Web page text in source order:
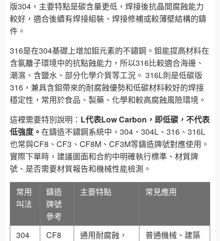
版304，主要特點是碳含量更低，焊接後抗晶間腐蝕能力
較好，適合後續有焊接組裝、焊接修補或較薄壁結構的鑄
件。
316是在304基礎上增加鉬元素的不鏽鋼。鉬能提高材料在
含氯離子環境中的抗點蝕能力，所以316比較適合海邊、
潮濕、含鹽水、部分化學介質等工況。 316L則是低碳版
316，兼具含鉬帶來的耐腐蝕優勢和低碳材料較好的焊接
穩定性，常用於食品、製藥、化學和較高腐蝕風險環境。
這裡需要特別說明： L代表Low Carbon，即低碳，不代表
低強度。 在鑄造不鏽鋼系統中，304、304L、316、316L
也常與CF8、CF3、CF8M、CF3M等鑄造牌號對應使用。
實際下單時，建議圖面和合約中明確執行標準、材質牌
號、是否需要材質報告和機械性能檢測。
常用
叫法
鑄造
牌號
參考
主要特點 常見應用
304 CF8
通用耐腐蝕，
普通機械、建築